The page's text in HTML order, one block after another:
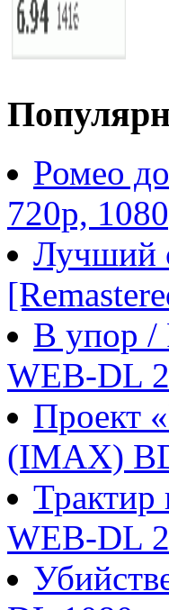
Ромео
720p,
Лучший
В упор /
WEB-DL
Проект
(IMAX)
WEB-DL